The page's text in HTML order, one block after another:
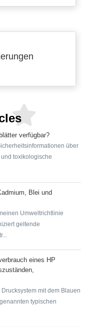
verfügbar?
über
toxikologische
Blei und
Umweltrichtlinie
geltende
eines HP
mit dem Blauen
typischen